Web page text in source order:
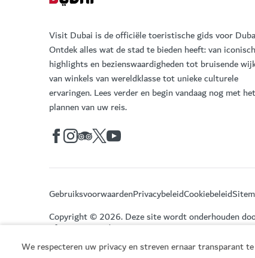
We respecteren uw privacy en streven ernaar transparant
Visit Dubai is de officiële toeristische gids voor
Ontdek alles wat de stad te bieden heeft: van
highlights en bezienswaardigheden tot bruisende
van winkels van wereldklasse tot unieke culturele
ervaringen. Lees verder en begin vandaag nog met het
plannen van uw reis.
GebruiksvoorwaardenPrivacybeleidCookiebeleid
Copyright © 2026. Deze site wordt onderhouden
of Economy and Tourism.